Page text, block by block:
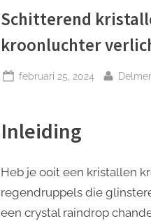
Schitterend
kroonluchter
Geplaatst
februari 25, 2024 Door
Inleiding
Heb je ooit een kristallen
regendruppels die
een crystal raindrop